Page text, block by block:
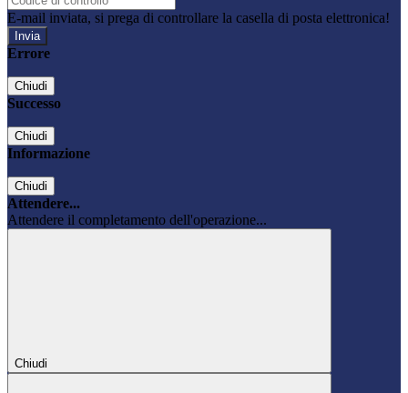
E-mail inviata, si prega di controllare la casella di posta elettronica!
Errore
Chiudi
Successo
Chiudi
Informazione
Chiudi
Attendere...
Attendere il completamento dell'operazione...
Chiudi